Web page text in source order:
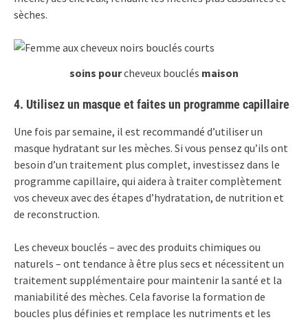
sèches.
soins pourcheveux bouclés maison
4. Utilisez un masque et faites un programme capillaire
Une fois par semaine, il est recommandé d’utiliser un
masque hydratant sur les mèches. Si vous pensez qu’ils ont
besoin d’un traitement plus complet, investissez dans le
programme capillaire, qui aidera à traiter complètement
vos cheveux avec des étapes d’hydratation, de nutrition et
de reconstruction.
Les cheveux bouclés – avec des produits chimiques ou
naturels – ont tendance à être plus secs et nécessitent un
traitement supplémentaire pour maintenir la santé et la
maniabilité des mèches. Cela favorise la formation de
boucles plus définies et remplace les nutriments et les